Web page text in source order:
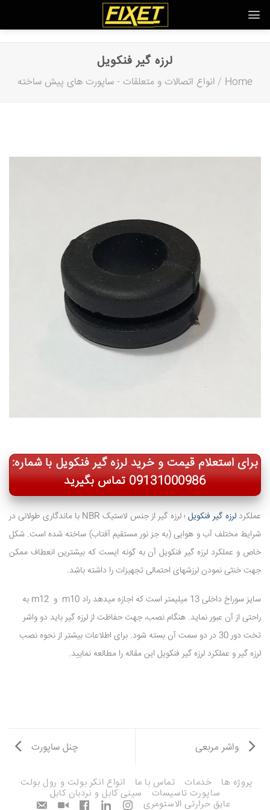
Skip
لرزه گیر فنکویل
Home
/ انواع اتصالات و متعلقات - ساپورت های پیش ساخته
برای استعلام قیمت و خرید لرزه گیر فنکویل با شماره:
09131000986 تماس بگیرید
عملکردلرزه گیر فنکویل
؛ لرزه گیر از جنس لاستیک NBR با ماندگاری طولانی در
شرایط مختلف آب و هوایی (به جز نور مستقیم آفتاب) ساخته شده است. شکل
خاص و عملکرد لرزه گیر فنکویل آن به گونه ایست که بیشترین انعطاف ممکن
جهت خنثی نمودن لرزشهای احتمالی تجهیزات را داشته باشد.
سایز سوراخ داخلی 13 میلیمتر است که اجازه میدهد راد m10 و m12 به
راحتی از آن عبور نماید. هنگام نصب، جهت حفاظت از لرزه گیر باید دو واشر
تخت دور 30 در دو سمت آن بسته شود. برای اطلاعات بیشتر از نحوه نصب
لرزه گیر و عملکرد لرزه گیر فنکویل این مقاله را مطالعه نمایید.
واشر مربعی چنل ساپورت
پروژه ها خدمات تماس با ما انواع انکر بولت و رول بولت
ساپورت تاسیسات سینی کابل و نردبان کابل
عایق حرارتی الاستومری